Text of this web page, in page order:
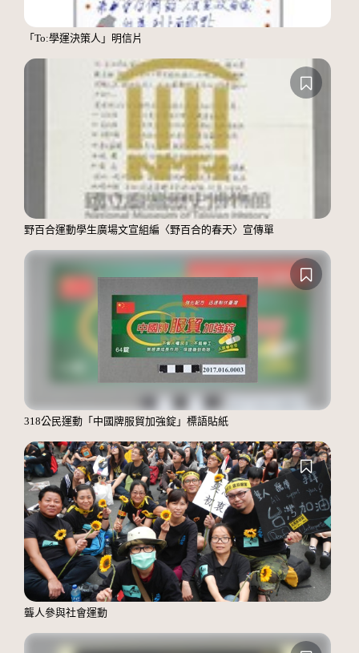
「To:學運決策人」明信片
野百合運動學生廣場文宣組編〈野百合的春天〉宣傳單
318公民運動「中國牌服貿加強錠」標語貼紙
聾人參與社會運動